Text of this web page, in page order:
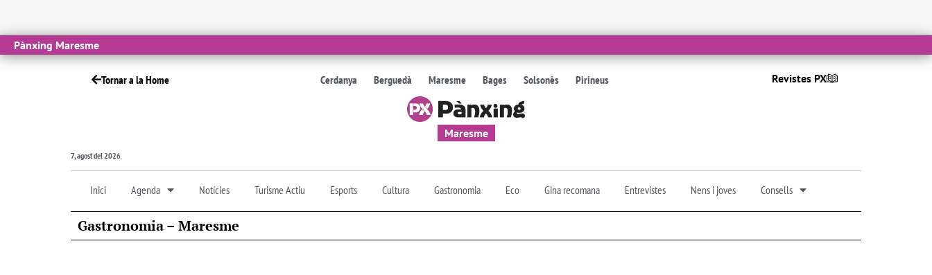
Pànxing Maresme
Tornar a la Home Cerdanya Berguedà Maresme Bages Solsonès Pirineus Revistes PX
Maresme
7, agost del 2026
Inici Agenda Notícies Turisme Actiu Esports Cultura Gastronomia Eco Gina recomana Entrevistes Nens i joves Consells
Gastronomia – Maresme